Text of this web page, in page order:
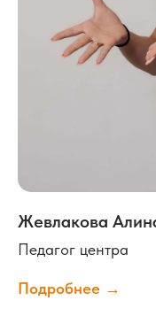
Жевлакова
Педагог центра
Подробнее →
Главная
Курсы